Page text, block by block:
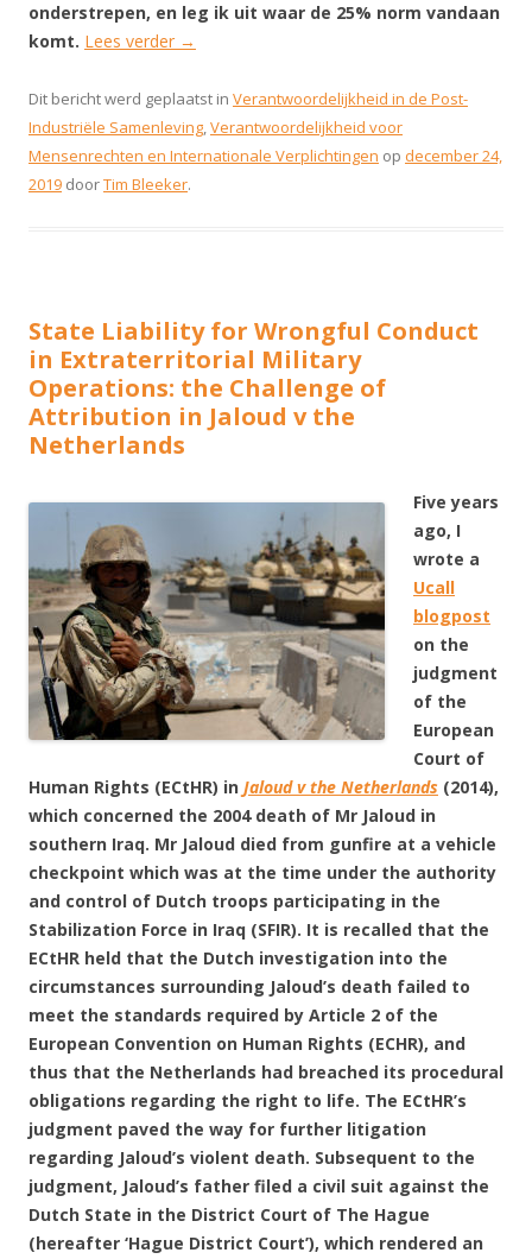
onderstrepen, en leg ik uit waar de 25% norm vandaan
komt. Lees verder →
Dit bericht werd geplaatst in Verantwoordelijkheid in de Post-
Industriële Samenleving,Verantwoordelijkheid voor
Mensenrechten en Internationale Verplichtingen op december 24,
2019 doorTim Bleeker.
State Liability for Wrongful Conduct
in Extraterritorial Military
Operations: the Challenge of
Attribution in Jaloud v the
Netherlands
Five years
ago, I
wrote a
Ucall
blogpost
on the
judgment
of the
European
Court of
Human Rights (ECtHR) in Jaloud v the Netherlands (2014),
which concerned the 2004 death of Mr Jaloud in
southern Iraq. Mr Jaloud died from gunfire at a vehicle
checkpoint which was at the time under the authority
and control of Dutch troops participating in the
Stabilization Force in Iraq (SFIR). It is recalled that the
ECtHR held that the Dutch investigation into the
circumstances surrounding Jaloud’s death failed to
meet the standards required by Article 2 of the
European Convention on Human Rights (ECHR), and
thus that the Netherlands had breached its procedural
obligations regarding the right to life. The ECtHR’s
judgment paved the way for further litigation
regarding Jaloud’s violent death. Subsequent to the
judgment, Jaloud’s father filed a civil suit against the
Dutch State in the District Court of The Hague
(hereafter ‘Hague District Court’), which rendered an